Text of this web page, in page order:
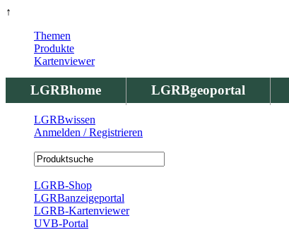
↑
LGRBhome LGRBgeoportal
Themen
Produkte
Kartenviewer
LGRBwissen
Anmelden / Registrieren
LGRB-Shop
LGRBanzeigeportal
LGRB-Kartenviewer
UVB-Portal